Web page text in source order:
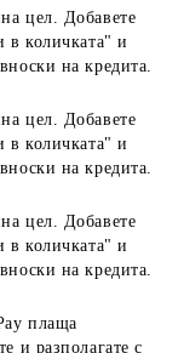
цел. Добавете
в количката" и
на кредита.
цел. Добавете
в количката" и
на кредита.
цел. Добавете
в количката" и
на кредита.
плаща
и разполагате с